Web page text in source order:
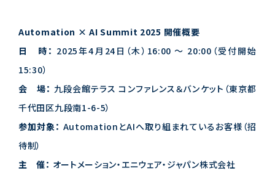
Automation × AI Summit 2025 開催概要
日 時： 2025年4月24日（木）16:00 ～ 20:00（受付開始
15:30）
会 場： 九段会館テラス コンファレンス＆バンケット（東京都
千代田区九段南1-6-5）
参加対象： AutomationとAIへ取り組まれているお客様（招
待制）
主 催： オートメーション・エニウェア・ジャパン株式会社